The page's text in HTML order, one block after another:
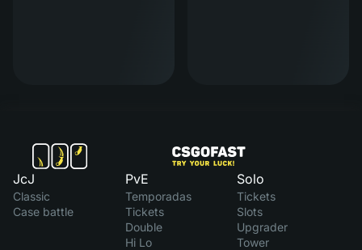
JcJ
Classic
Case battle
PvE
Temporadas
Tickets
Double
Hi Lo
Solo
Tickets
Slots
Upgrader
Tower